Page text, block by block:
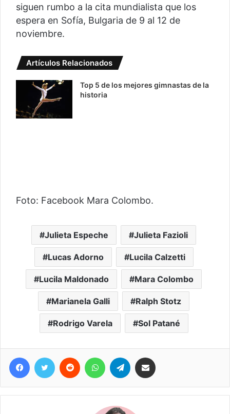
siguen rumbo a la cita mundialista que los
espera en Sofía, Bulgaria de 9 al 12 de
noviembre.
Artículos Relacionados
Top 5 de los mejores gimnastas de la
historia
Foto: Facebook Mara Colombo.
Julieta Espeche Julieta Fazioli
Lucas Adorno Lucila Calzetti
Lucila Maldonado Mara Colombo
Marianela Galli Ralph Stotz
Rodrigo Varela Sol Patané
Telegram